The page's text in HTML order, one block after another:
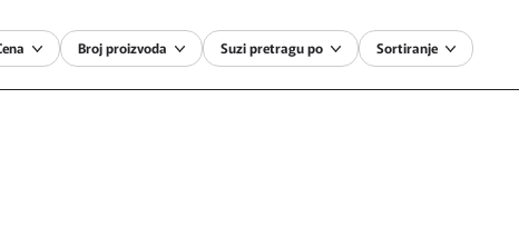
Broj proizvoda Suzi pretragu po Sortiranje